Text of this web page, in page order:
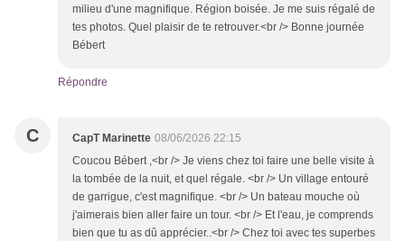
milieu d'une magnifique. Région boisée. Je me suis régalé de
tes photos. Quel plaisir de te retrouver.<br /> Bonne journée
Bébert
Répondre
C CapT Marinette 08/06/2026 22:15
Coucou Bébert ,<br /> Je viens chez toi faire une belle visite à
la tombée de la nuit, et quel régale. <br /> Un village entouré
de garrigue, c'est magnifique. <br /> Un bateau mouche où
j'aimerais bien aller faire un tour. <br /> Et l'eau, je comprends
bien que tu as dû apprécier..<br /> Chez toi avec tes superbes